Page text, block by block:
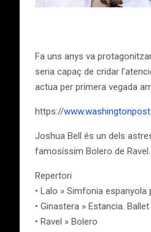
Fa uns anys va
seria capaç de cridar
actua per primera vegada
https://
Joshua Bell és un dels
famosíssim Bolero de Ravel.
Repertori
• Lalo » Simfonia
• Ginastera » Estancia. Ballet
• Ravel » Bolero